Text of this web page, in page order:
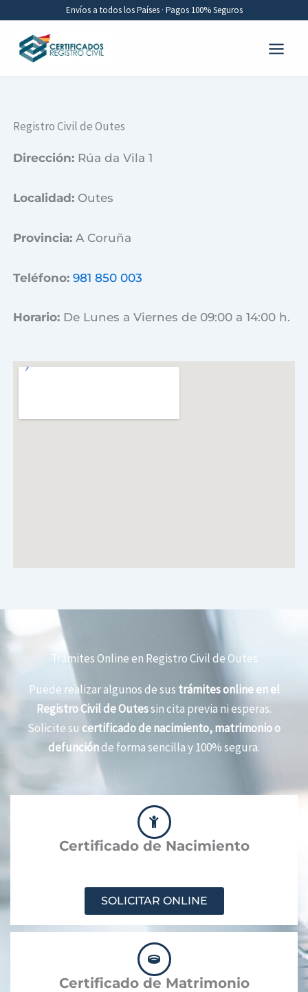
contenido
Envíos a todos los Países · Pagos 100% Seguros
Registro Civil de Outes
Dirección: Rúa da Vila 1
Localidad: Outes
Provincia:A Coruña
Teléfono: 981 850 003
Horario: De Lunes a Viernes de 09:00 a 14:00 h.
Trámites Online en Registro Civil de Outes
Puede realizar algunos de sus trámites online en el
Registro Civil de Outessin cita previa ni esperas.
Solicite su certificado de nacimiento, matrimonio o
defunciónde forma sencilla y 100% segura.
Certificado de Nacimiento
SOLICITAR ONLINE
Certificado de Matrimonio